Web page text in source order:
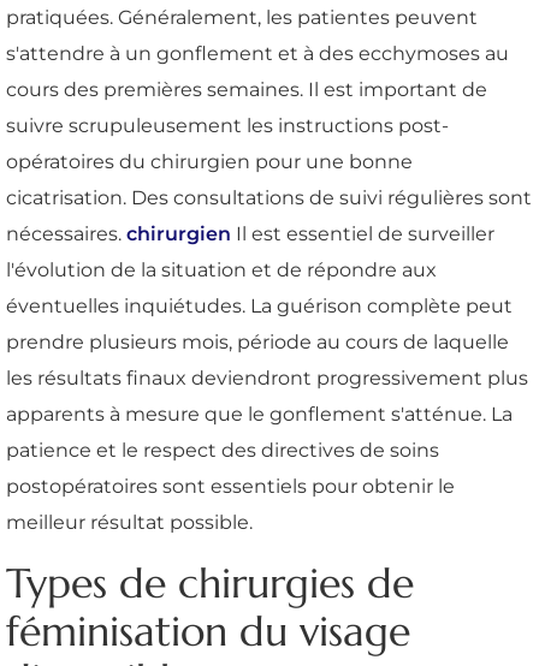
pratiquées. Généralement, les patientes peuvent
s'attendre à un gonflement et à des ecchymoses au
cours des premières semaines. Il est important de
suivre scrupuleusement les instructions post-
opératoires du chirurgien pour une bonne
cicatrisation. Des consultations de suivi régulières sont
nécessaires. chirurgien Il est essentiel de surveiller
l'évolution de la situation et de répondre aux
éventuelles inquiétudes. La guérison complète peut
prendre plusieurs mois, période au cours de laquelle
les résultats finaux deviendront progressivement plus
apparents à mesure que le gonflement s'atténue. La
patience et le respect des directives de soins
postopératoires sont essentiels pour obtenir le
meilleur résultat possible.
Types de chirurgies de
féminisation du visage